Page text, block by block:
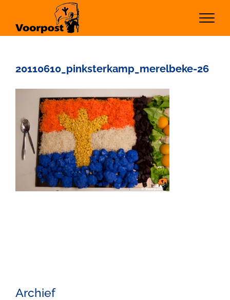
inhoud
20110610_pinksterkamp_merelbeke-26
Archief